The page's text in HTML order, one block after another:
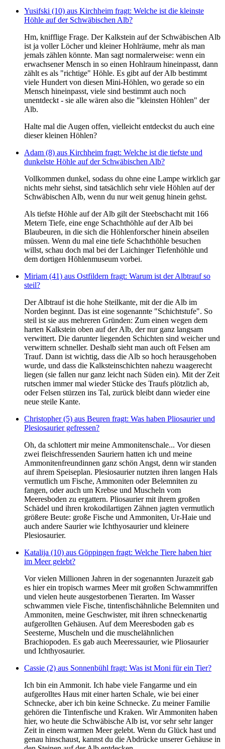
Yusifski (10) aus Kirchheim fragt: Welche ist die kleinste
Höhle auf der Schwäbischen Alb?
Hm, knifflige Frage. Der Kalkstein auf der Schwäbischen Alb
ist ja voller Löcher und kleiner Hohlräume, mehr als man
jemals zählen könnte. Man sagt normalerweise: wenn ein
erwachsener Mensch in so einen Hohlraum hineinpasst, dann
zählt es als "richtige" Höhle. Es gibt auf der Alb bestimmt
viele Hundert von diesen Mini-Höhlen, wo gerade so ein
Mensch hineinpasst, viele sind bestimmt auch noch
unentdeckt - sie alle wären also die "kleinsten Höhlen" der
Alb.
Halte mal die Augen offen, vielleicht entdeckst du auch eine
dieser kleinen Höhlen?
Adam (8) aus Kirchheim fragt: Welche ist die tiefste und
dunkelste Höhle auf der Schwäbischen Alb?
Vollkommen dunkel, sodass du ohne eine Lampe wirklich gar
nichts mehr siehst, sind tatsächlich sehr viele Höhlen auf der
Schwäbischen Alb, wenn du nur weit genug hinein gehst.
Als tiefste Höhle auf der Alb gilt der Steebschacht mit 166
Metern Tiefe, eine enge Schachthöhle auf der Alb bei
Blaubeuren, in die sich die Höhlenforscher hinein abseilen
müssen. Wenn du mal eine tiefe Schachthöhle besuchen
willst, schau doch mal bei der Laichinger Tiefenhöhle und
dem dortigen Höhlenmuseum vorbei.
Miriam (41) aus Ostfildern fragt: Warum ist der Albtrauf so
steil?
Der Albtrauf ist die hohe Steilkante, mit der die Alb im
Norden beginnt. Das ist eine sogenannte "Schichtstufe". So
steil ist sie aus mehreren Gründen: Zum einen wegen dem
harten Kalkstein oben auf der Alb, der nur ganz langsam
verwittert. Die darunter liegenden Schichten sind weicher und
verwittern schneller. Deshalb sieht man auch oft Felsen am
Trauf. Dann ist wichtig, dass die Alb so hoch herausgehoben
wurde, und dass die Kalksteinschichten nahezu waagerecht
liegen (sie fallen nur ganz leicht nach Süden ein). Mit der Zeit
rutschen immer mal wieder Stücke des Traufs plötzlich ab,
oder Felsen stürzen ins Tal, zurück bleibt dann wieder eine
neue steile Kante.
Christopher (5) aus Beuren fragt: Was haben Pliosaurier und
Plesiosaurier gefressen?
Oh, da schlottert mir meine Ammonitenschale... Vor diesen
zwei fleischfressenden Sauriern hatten ich und meine
Ammonitenfreundinnen ganz schön Angst, denn wir standen
auf ihrem Speiseplan. Plesiosaurier nutzten ihren langen Hals
vermutlich um Fische, Ammoniten oder Belemniten zu
fangen, oder auch um Krebse und Muscheln vom
Meeresboden zu ergattern. Pliosaurier mit ihrem großen
Schädel und ihren krokodilartigen Zähnen jagten vermutlich
größere Beute: große Fische und Ammoniten, Ur-Haie und
auch andere Saurier wie Ichthyosaurier und kleinere
Plesiosaurier.
Katalija (10) aus Göppingen fragt: Welche Tiere haben hier
im Meer gelebt?
Vor vielen Millionen Jahren in der sogenannten Jurazeit gab
es hier ein tropisch warmes Meer mit großen Schwammriffen
und vielen heute ausgestorbenen Tierarten. Im Wasser
schwammen viele Fische, tintenfischähnliche Belemniten und
Ammoniten, meine Geschwister, mit ihren schneckenartig
aufgerollten Gehäusen. Auf dem Meeresboden gab es
Seesterne, Muscheln und die muschelähnlichen
Brachiopoden. Es gab auch Meeressaurier, wie Pliosaurier
und Ichthyosaurier.
Cassie (2) aus Sonnenbühl fragt: Was ist Moni für ein Tier?
Ich bin ein Ammonit. Ich habe viele Fangarme und ein
aufgerolltes Haus mit einer harten Schale, wie bei einer
Schnecke, aber ich bin keine Schnecke. Zu meiner Familie
gehören die Tintenfische und Kraken. Wir Ammoniten haben
hier, wo heute die Schwäbische Alb ist, vor sehr sehr langer
Zeit in einem warmen Meer gelebt. Wenn du Glück hast und
genau hinschaust, kannst du die Abdrücke unserer Gehäuse in